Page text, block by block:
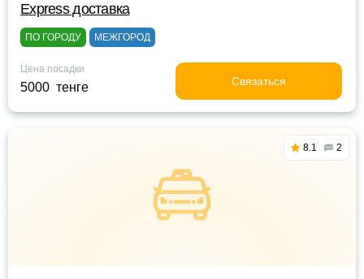
Express доставка
ПО ГОРОДУ МЕЖГОРОД
Цена посадки
5000 тенге Связаться
8.1 2